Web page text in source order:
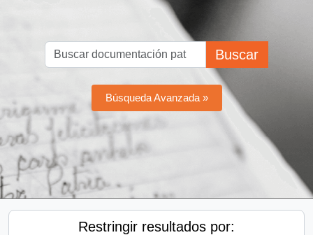
Buscar
Búsqueda Avanzada »
Restringir resultados por: